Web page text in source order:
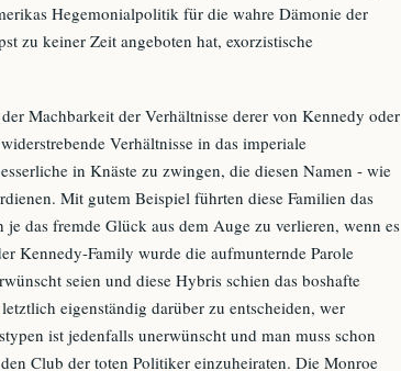
Hegemonialpolitik für die wahre Dämonie der
zu keiner Zeit angeboten hat, exorzistische
Machbarkeit der Verhältnisse derer von Kennedy oder
Verhältnisse in das imperiale
in Knäste zu zwingen, die diesen Namen - wie
Mit gutem Beispiel führten diese Familien das
das fremde Glück aus dem Auge zu verlieren, wenn es
Kennedy-Family wurde die aufmunternde Parole
seien und diese Hybris schien das boshafte
eigenständig darüber zu entscheiden, wer
ist jedenfalls unerwünscht und man muss schon
Club der toten Politiker einzuheiraten. Die Monroe